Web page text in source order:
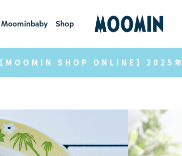
Moominbaby
ムーミンベ
ビー
Shop
ショ
ップ
【MOOMIN SHOP ONLINE】2025年